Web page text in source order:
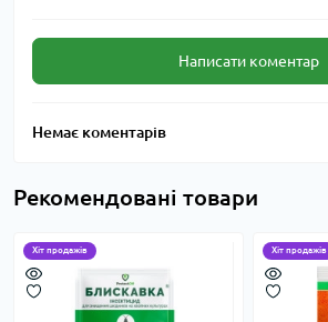
Написати коментар
Немає коментарів
Рекомендовані товари
Хіт продажів Хіт продажів